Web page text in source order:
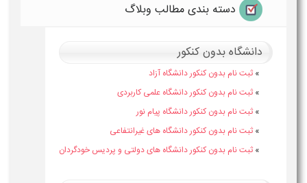
دسته بندی مطالب وبلاگ
دانشگاه بدون کنکور
» ثبت نام بدون کنکور دانشگاه آزاد
» ثبت نام بدون کنکور دانشگاه علمی کاربردی
» ثبت نام بدون کنکور دانشگاه پیام نور
» ثبت نام بدون کنکور دانشگاه های غیرانتفاعی
» ثبت نام بدون کنکور دانشگاه های دولتی و پردیس خودگردان